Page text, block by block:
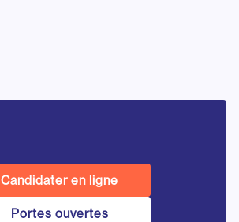
Candidater en ligne
Portes ouvertes